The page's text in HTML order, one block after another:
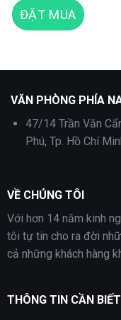
ĐẶT MUA
Theme wordpress nguyên
VĂN PHÒNG PHÍA
47/14 Trần Văn
Phú, Tp. Hồ Chí
VỀ CHÚNG TÔI
Với hơn 14 năm kinh
tôi tự tin cho ra đời
cả những khách hàng
THÔNG TIN CẦN BIẾT